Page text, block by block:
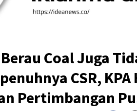
Coal Juga
CSR, KPA
Pertimbangan